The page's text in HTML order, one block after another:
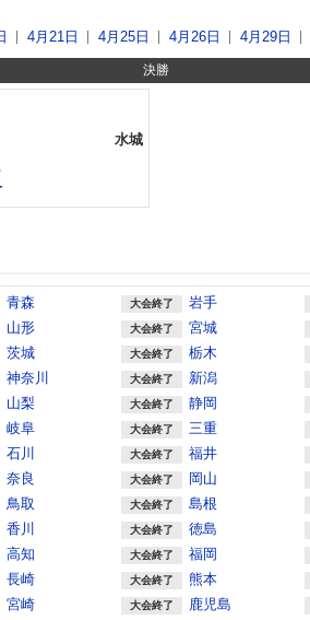
4月21日 4月25日 4月26日 4月29日
決勝
水城
青森 大会終了 岩手
山形 大会終了 宮城
茨城 大会終了 栃木
神奈川 大会終了 新潟
山梨 大会終了 静岡
岐阜 大会終了 三重
石川 大会終了 福井
奈良 大会終了 岡山
鳥取 大会終了 島根
香川 大会終了 徳島
高知 大会終了 福岡
長崎 大会終了 熊本
宮崎 大会終了 鹿児島